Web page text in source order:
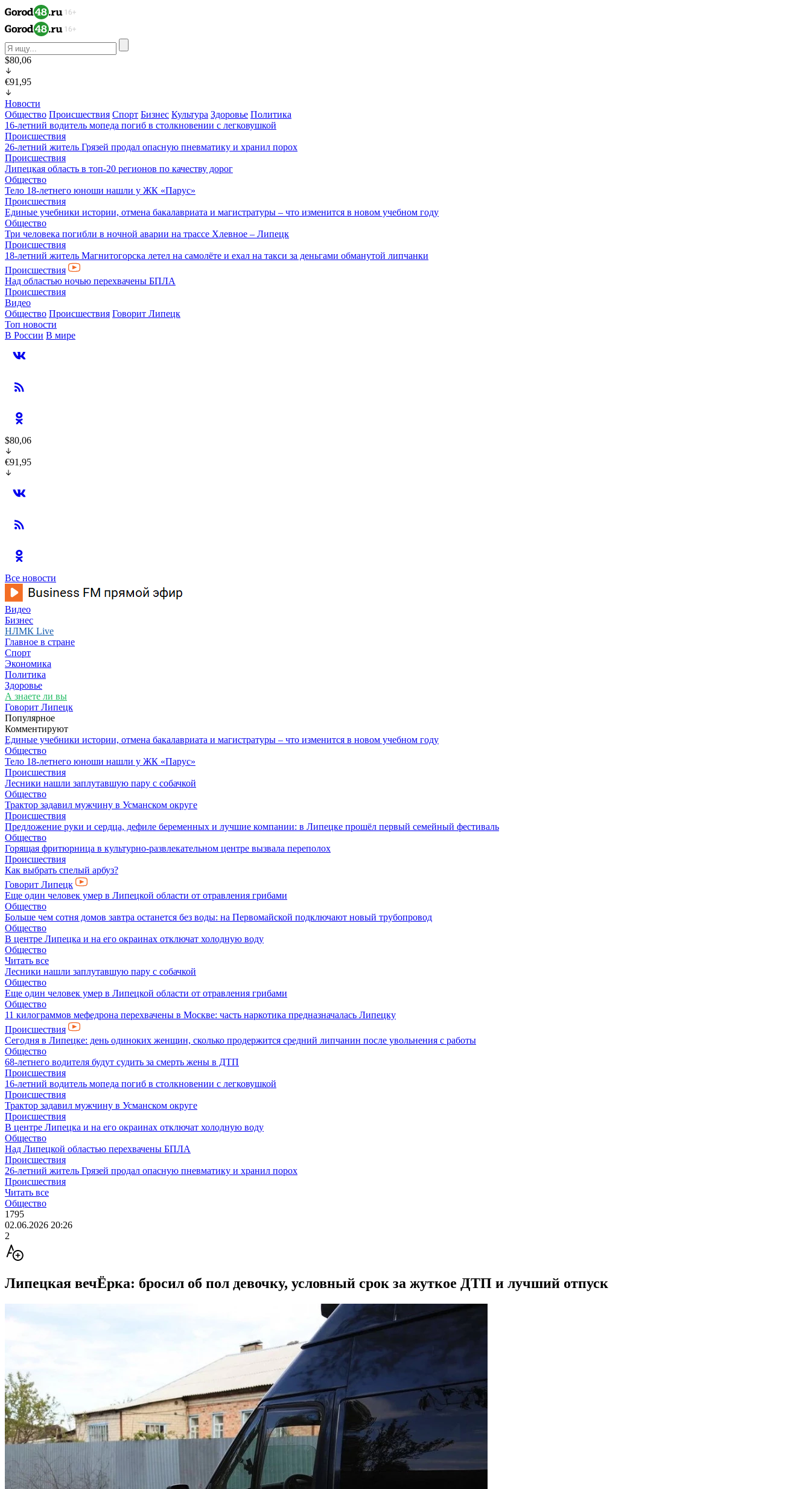
$80,06
€91,95
Новости
Общество Происшествия Спорт Бизнес Культура Здоровье Политика
16-летний водитель мопеда погиб в столкновении с легковушкой
Происшествия
26-летний житель Грязей продал опасную пневматику и хранил порох
Происшествия
Липецкая область в топ-20 регионов по качеству дорог
Общество
Тело 18-летнего юноши нашли у ЖК «Парус»
Происшествия
Единые учебники истории, отмена бакалавриата и магистратуры – что изменится в новом учебном году
Общество
Три человека погибли в ночной аварии на трассе Хлевное – Липецк
Происшествия
18-летний житель Магнитогорска летел на самолёте и ехал на такси за деньгами обманутой липчанки
Происшествия
Над областью ночью перехвачены БПЛА
Происшествия
Видео
Общество Происшествия Говорит Липецк
Топ новости
В России В мире
$80,06
€91,95
Все новости
Видео
Бизнес
НЛМК Live
Главное в стране
Спорт
Экономика
Политика
Здоровье
А знаете ли вы
Говорит Липецк
Популярное
Комментируют
Единые учебники истории, отмена бакалавриата и магистратуры – что изменится в новом учебном году
Общество
Тело 18-летнего юноши нашли у ЖК «Парус»
Происшествия
Лесники нашли заплутавшую пару с собачкой
Общество
Трактор задавил мужчину в Усманском округе
Происшествия
Предложение руки и сердца, дефиле беременных и лучшие компании: в Липецке прошёл первый семейный фестиваль
Общество
Горящая фритюрница в культурно-развлекательном центре вызвала переполох
Происшествия
Как выбрать спелый арбуз?
Говорит Липецк
Еще один человек умер в Липецкой области от отравления грибами
Общество
Больше чем сотня домов завтра останется без воды: на Первомайской подключают новый трубопровод
Общество
В центре Липецка и на его окраинах отключат холодную воду
Общество
Читать все
Лесники нашли заплутавшую пару с собачкой
Общество
Еще один человек умер в Липецкой области от отравления грибами
Общество
11 килограммов мефедрона перехвачены в Москве: часть наркотика предназначалась Липецку
Происшествия
Сегодня в Липецке: день одиноких женщин, сколько продержится средний липчанин после увольнения с работы
Общество
68-летнего водителя будут судить за смерть жены в ДТП
Происшествия
16-летний водитель мопеда погиб в столкновении с легковушкой
Происшествия
Трактор задавил мужчину в Усманском округе
Происшествия
В центре Липецка и на его окраинах отключат холодную воду
Общество
Над Липецкой областью перехвачены БПЛА
Происшествия
26-летний житель Грязей продал опасную пневматику и хранил порох
Происшествия
Читать все
Общество
1795
02.06.2026 20:26
2
Липецкая вечЁрка: бросил об пол девочку, условный срок за жуткое ДТП и лучший отпуск